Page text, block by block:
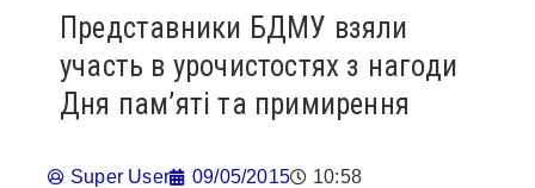
Представники БДМУ взяли
участь в урочистостях з нагоди
Дня пам’яті та примирення
Super User 09/05/2015 10:58